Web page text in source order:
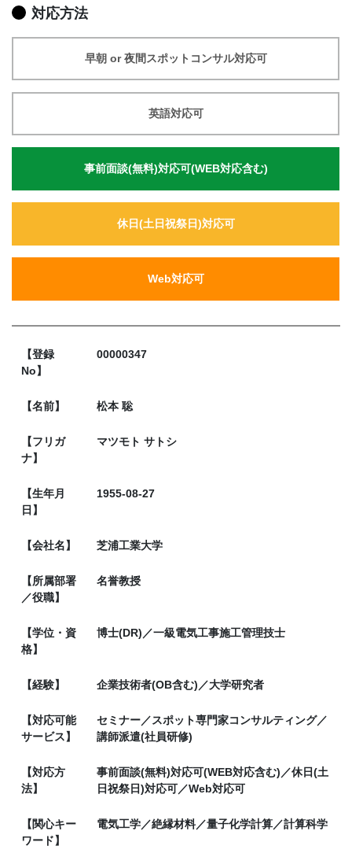
対応方法
早朝 or 夜間スポットコンサル対応可
英語対応可
事前面談(無料)対応可(WEB対応含む)
休日(土日祝祭日)対応可
Web対応可
【登録
No】
00000347
【名前】 松本 聡
【フリガ
ナ】
マツモト サトシ
【生年月
日】
1955-08-27
【会社名】 芝浦工業大学
【所属部署
／役職】
名誉教授
【学位・資
格】
博士(DR)／一級電気工事施工管理技士
【経験】 企業技術者(OB含む)／大学研究者
【対応可能
サービス】
セミナー／スポット専門家コンサルティング／
講師派遣(社員研修)
【対応方
法】
事前面談(無料)対応可(WEB対応含む)／休日(土
日祝祭日)対応可／Web対応可
【関心キー
ワード】
電気工学／絶縁材料／量子化学計算／計算科学